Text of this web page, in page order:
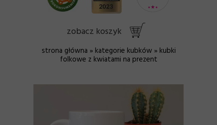
strona główna » kategorie kubków » kubki
folkowe z kwiatami na prezent
zobacz koszyk